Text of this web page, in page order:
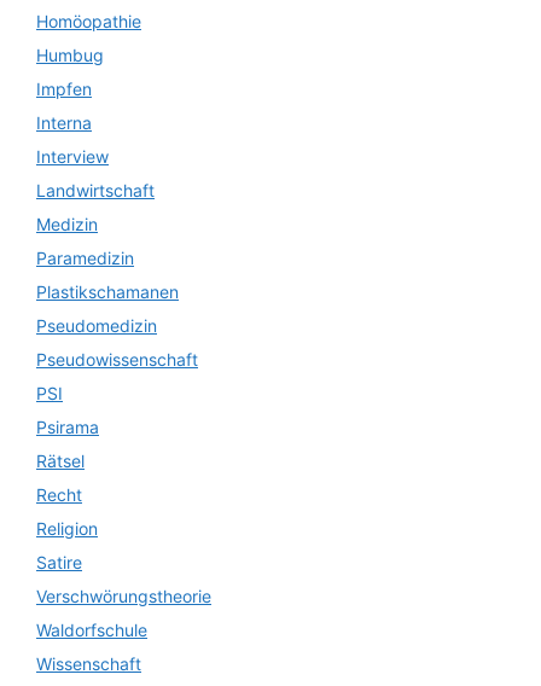
Homöopathie
Humbug
Impfen
Interna
Interview
Landwirtschaft
Medizin
Paramedizin
Plastikschamanen
Pseudomedizin
Pseudowissenschaft
PSI
Psirama
Rätsel
Recht
Religion
Satire
Verschwörungstheorie
Waldorfschule
Wissenschaft